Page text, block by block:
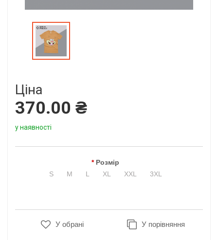
Ціна
370.00 ₴
у наявності
Розмір
S
M L XL XXL 3XL
У обрані У порівняння